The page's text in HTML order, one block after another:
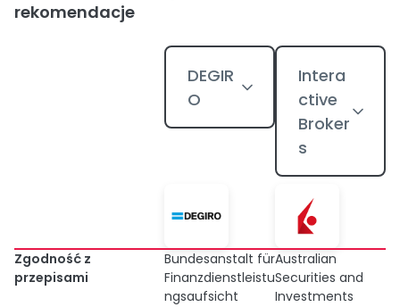
rekomendacje
DEGIR
O
Intera
ctive
Broker
s
Zgodność z
przepisami
Bundesanstalt für
Finanzdienstleistu
ngsaufsicht
Australian
Securities and
Investments